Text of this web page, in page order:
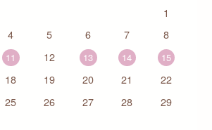
1
4 5 6 7 8
11 12 13 14
15
18 19 20 21 22
25 26 27 28 29